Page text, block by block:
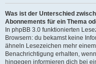
Was ist der Unterschied
Abonnements für ein Thema
In phpBB 3.0 funktionierten
Browsern: du bekamst keine
ähneln Lesezeichen mehr
Benachrichtigung erhalten,
hingegen informieren dich bei